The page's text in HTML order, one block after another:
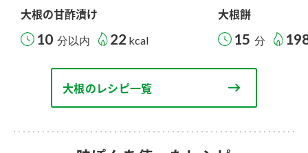
大根の甘酢漬け
10 分以内 22 kcal
大根餅
15 分
大根のレシピ一覧